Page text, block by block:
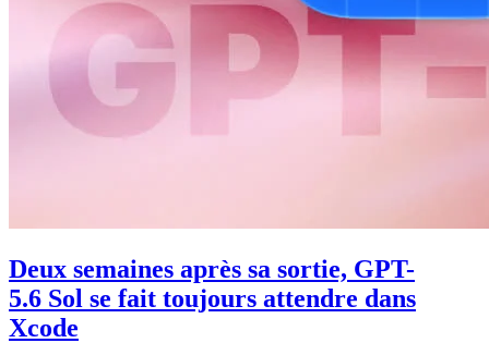
Deux semaines après sa sortie, GPT-
5.6 Sol se fait toujours attendre dans
Xcode